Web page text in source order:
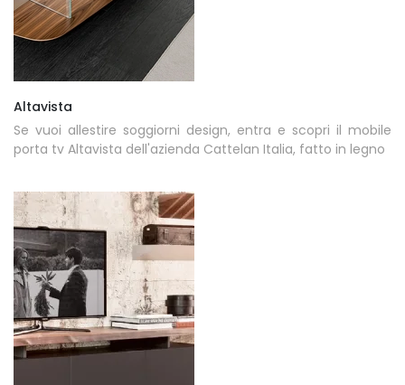
Altavista
Se vuoi allestire soggiorni design, entra e scopri il mobile
porta tv Altavista dell'azienda Cattelan Italia, fatto in legno